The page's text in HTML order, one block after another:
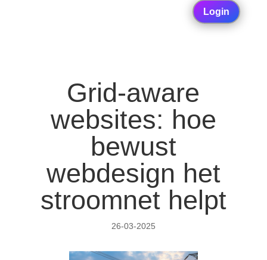
Login
Grid-aware
websites: hoe
bewust
webdesign het
stroomnet helpt
26-03-2025